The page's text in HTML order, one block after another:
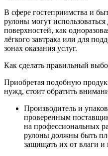
В сфере гостеприимства и
рулоны могут
поверхностей, как
лёгкого завтрака или для
зонах оказания услуг.
Как сделать правильный
Приобретая подобную
нужд, стоит обратить
Производитель и
проверенным
на профессиональных
рулоны должны быть
защищать их от влаги